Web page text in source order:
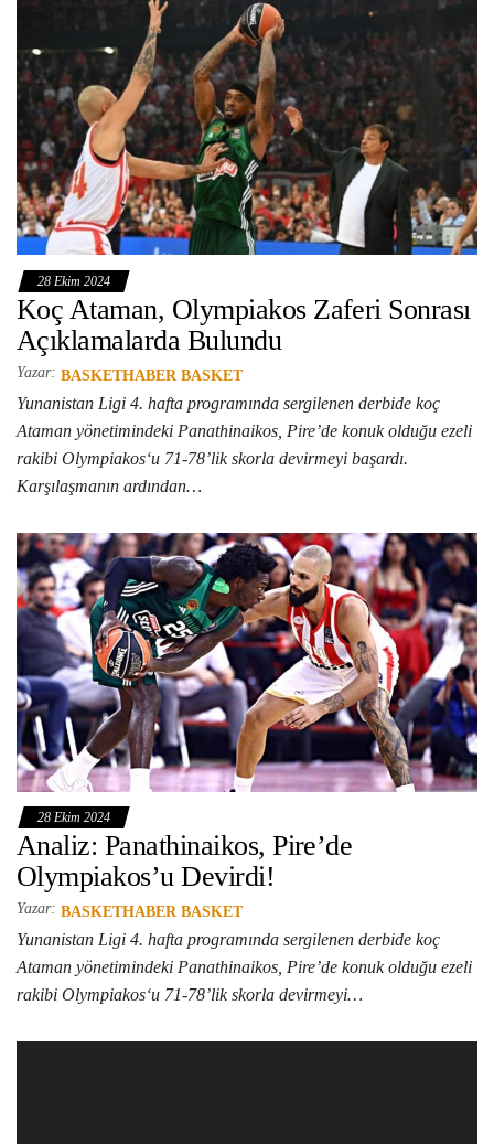
28 Ekim 2024
Koç Ataman, Olympiakos Zaferi Sonrası
Açıklamalarda Bulundu
Yazar: BASKETHABER BASKET
Yunanistan Ligi 4. hafta programında sergilenen derbide koç
Ataman yönetimindeki Panathinaikos, Pire’de konuk olduğu ezeli
rakibi Olympiakos‘u 71-78’lik skorla devirmeyi başardı.
Karşılaşmanın ardından…
28 Ekim 2024
Analiz: Panathinaikos, Pire’de
Olympiakos’u Devirdi!
Yazar: BASKETHABER BASKET
Yunanistan Ligi 4. hafta programında sergilenen derbide koç
Ataman yönetimindeki Panathinaikos, Pire’de konuk olduğu ezeli
rakibi Olympiakos‘u 71-78’lik skorla devirmeyi…